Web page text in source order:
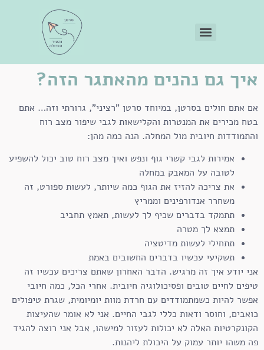
איך גם נהנים מהאתגר הזה?
אם אתם חולים בסרטן, במיוחד סרטן "רציני", גרורתי וזה… אתם
בטח מכירים את המנטרות והקלישאות לגבי שיפור מצב רוח
והתמודדות חיובית מול המחלה. הנה כמה מהן:
אמירות לגבי קשרי גוף ונפש ואיך מצב רוח טוב יכול להשפיע
לטובה על המאבק במחלה
את צריכה להזיז את הגוף כמה שיותר, לעשות ספורט, זה
משחרר אנדורפינים וממריץ
תתמקד בדברים שכיף לך לעשות, תאמץ תחביב
תמצא לך מטרה
תתחילי לעשות מדיטציה
תשקיעי עכשיו בדברים החשובים באמת
אני יודע איך זה מרגיש. הדבר האחרון שאתם צריכים עכשיו זה
טיפים לחיים טובים ופסיכולוגיה חיובית. אחרי הכל, כמה חיובי
אפשר להיות כשמתמודדים עם חרדת מוות יומיומית, שגרת טיפולים
כואבים, וחוסר ודאות כללי לגבי החיים. אני לא אומר שהעיצות
הקונקרטיות האלה לא יכולות לעזור למישהו, אבל אני רוצה להגיד
פה משהו יותר עמוק על היכולת ליהנות.